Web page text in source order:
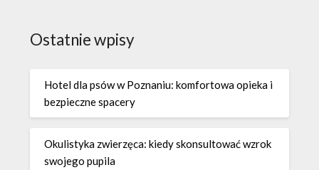
Ostatnie wpisy
Hotel dla psów w Poznaniu: komfortowa opieka i
bezpieczne spacery
Okulistyka zwierzęca: kiedy skonsultować wzrok
swojego pupila